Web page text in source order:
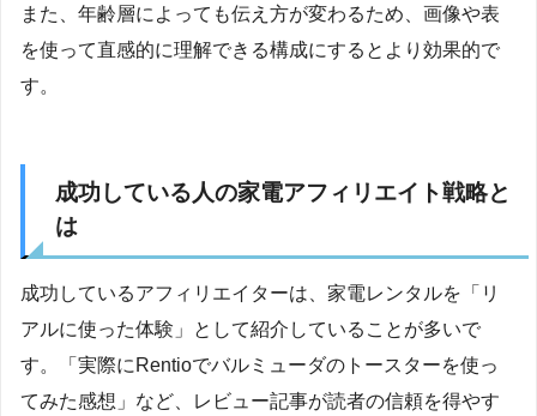
また、年齢層によっても伝え方が変わるため、画像や表
を使って直感的に理解できる構成にするとより効果的で
す。
成功している人の家電アフィリエイト戦略と
は
成功しているアフィリエイターは、家電レンタルを「リ
アルに使った体験」として紹介していることが多いで
す。「実際にRentioでバルミューダのトースターを使っ
てみた感想」など、レビュー記事が読者の信頼を得やす